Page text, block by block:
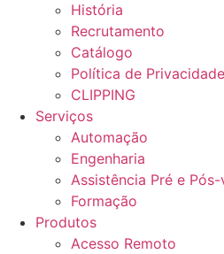
História
Recrutamento
Catálogo
Política de Privacidade
CLIPPING
Serviços
Automação
Engenharia
Assistência Pré e Pós-
Formação
Produtos
Acesso Remoto